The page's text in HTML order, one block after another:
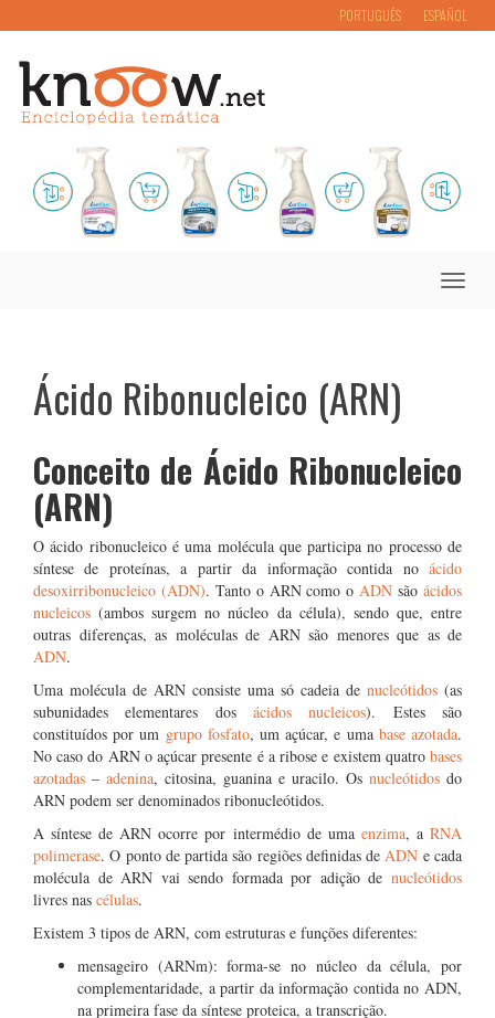
PORTUGUÊS ESPAÑOL
Toggle
Ácido Ribonucleico (ARN)
Conceito de Ácido Ribonucleico
(ARN)
O ácido ribonucleico é uma molécula que participa no processo de
síntese de proteínas, a partir da informação contida no ácido
desoxirribonucleico (ADN). Tanto o ARN como oADN sãoácidos
nucleicos (ambos surgem no núcleo da célula), sendo que, entre
outras diferenças, as moléculas de ARN são menores que as de
ADN.
Uma molécula de ARN consiste uma só cadeia de nucleótidos (as
subunidades elementares dos ácidos nucleicos). Estes são
constituídos por um grupo fosfato, um açúcar, e uma base azotada.
No caso do ARN o açúcar presente é a ribose e existem quatro bases
azotadas – adenina, citosina, guanina e uracilo. Os nucleótidos do
ARN podem ser denominados ribonucleótidos.
A síntese de ARN ocorre por intermédio de uma enzima, aRNA
polimerase. O ponto de partida são regiões definidas deADN e cada
molécula de ARN vai sendo formada por adição de nucleótidos
livres nas células.
Existem 3 tipos de ARN, com estruturas e funções diferentes:
mensageiro (ARNm): forma-se no núcleo da célula, por
complementaridade, a partir da informação contida no ADN,
na primeira fase da síntese proteica, a transcrição.